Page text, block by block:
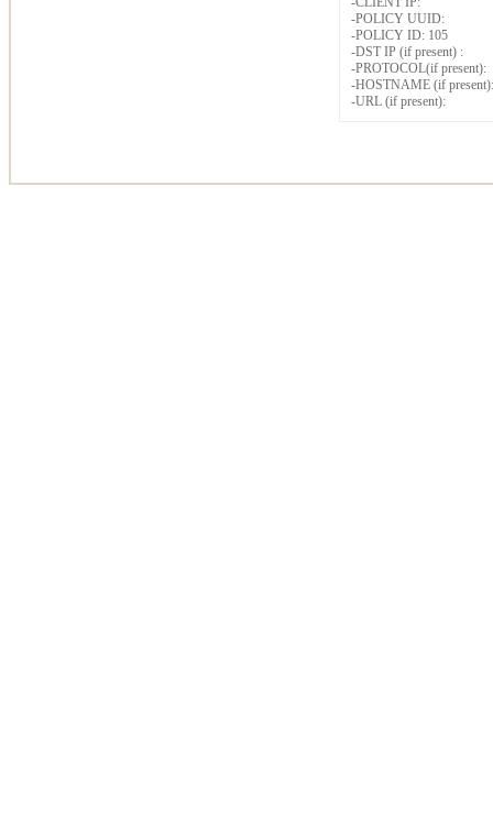
-POLICY UUID:
-POLICY ID: 105
-DST IP (if present) :
-PROTOCOL(if present):
-HOSTNAME (if present):
-URL (if present):